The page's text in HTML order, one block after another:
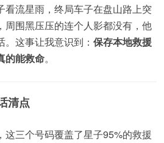
看流星雨，终局车子在盘山路上突
周围黑压压的连个人影都没有，他
这事让我意识到： 保存本地救援
的能救命。
清点
这三个号码覆盖了星子95%的救援